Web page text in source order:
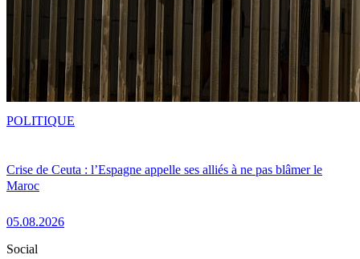
Crise de Ceuta : l’Espagne appelle ses alliés à ne pas blâmer le
Maroc
05.08.2026
POLITIQUE
Social